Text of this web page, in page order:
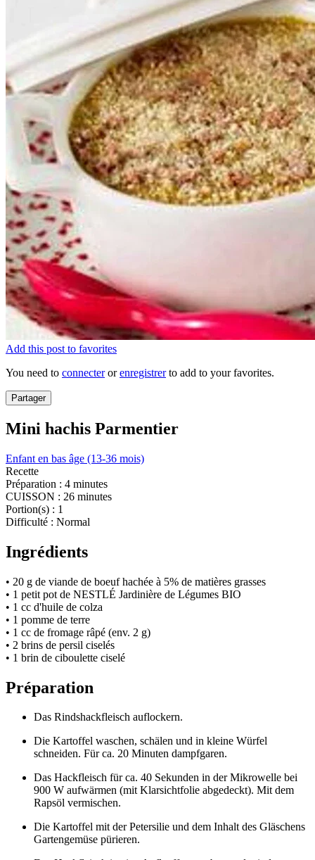
Add this post to favorites
You need to connecterorenregistrerto add to your favorites.
Partager
Mini hachis Parmentier
Enfant en bas âge (13-36 mois)
Recette
Préparation : 4 minutes
CUISSON : 26 minutes
Portion(s) : 1
Difficulté : Normal
Ingrédients
• 20 g de viande de boeuf hachée à 5% de matières grasses
• 1 petit pot de NESTLÉ Jardinière de Légumes BIO
• 1 cc d'huile de colza
• 1 pomme de terre
• 1 cc de fromage râpé (env. 2 g)
• 2 brins de persil ciselés
• 1 brin de ciboulette ciselé
Préparation
Das Rindshackfleisch auflockern.
Die Kartoffel waschen, schälen und in kleine Würfel
schneiden. Für ca. 20 Minuten dampfgaren.
Das Hackfleisch für ca. 40 Sekunden in der Mikrowelle bei
900 W aufwärmen (mit Klarsichtfolie abgedeckt). Mit dem
Rapsöl vermischen.
Die Kartoffel mit der Petersilie und dem Inhalt des Gläschens
Gartengemüse pürieren.